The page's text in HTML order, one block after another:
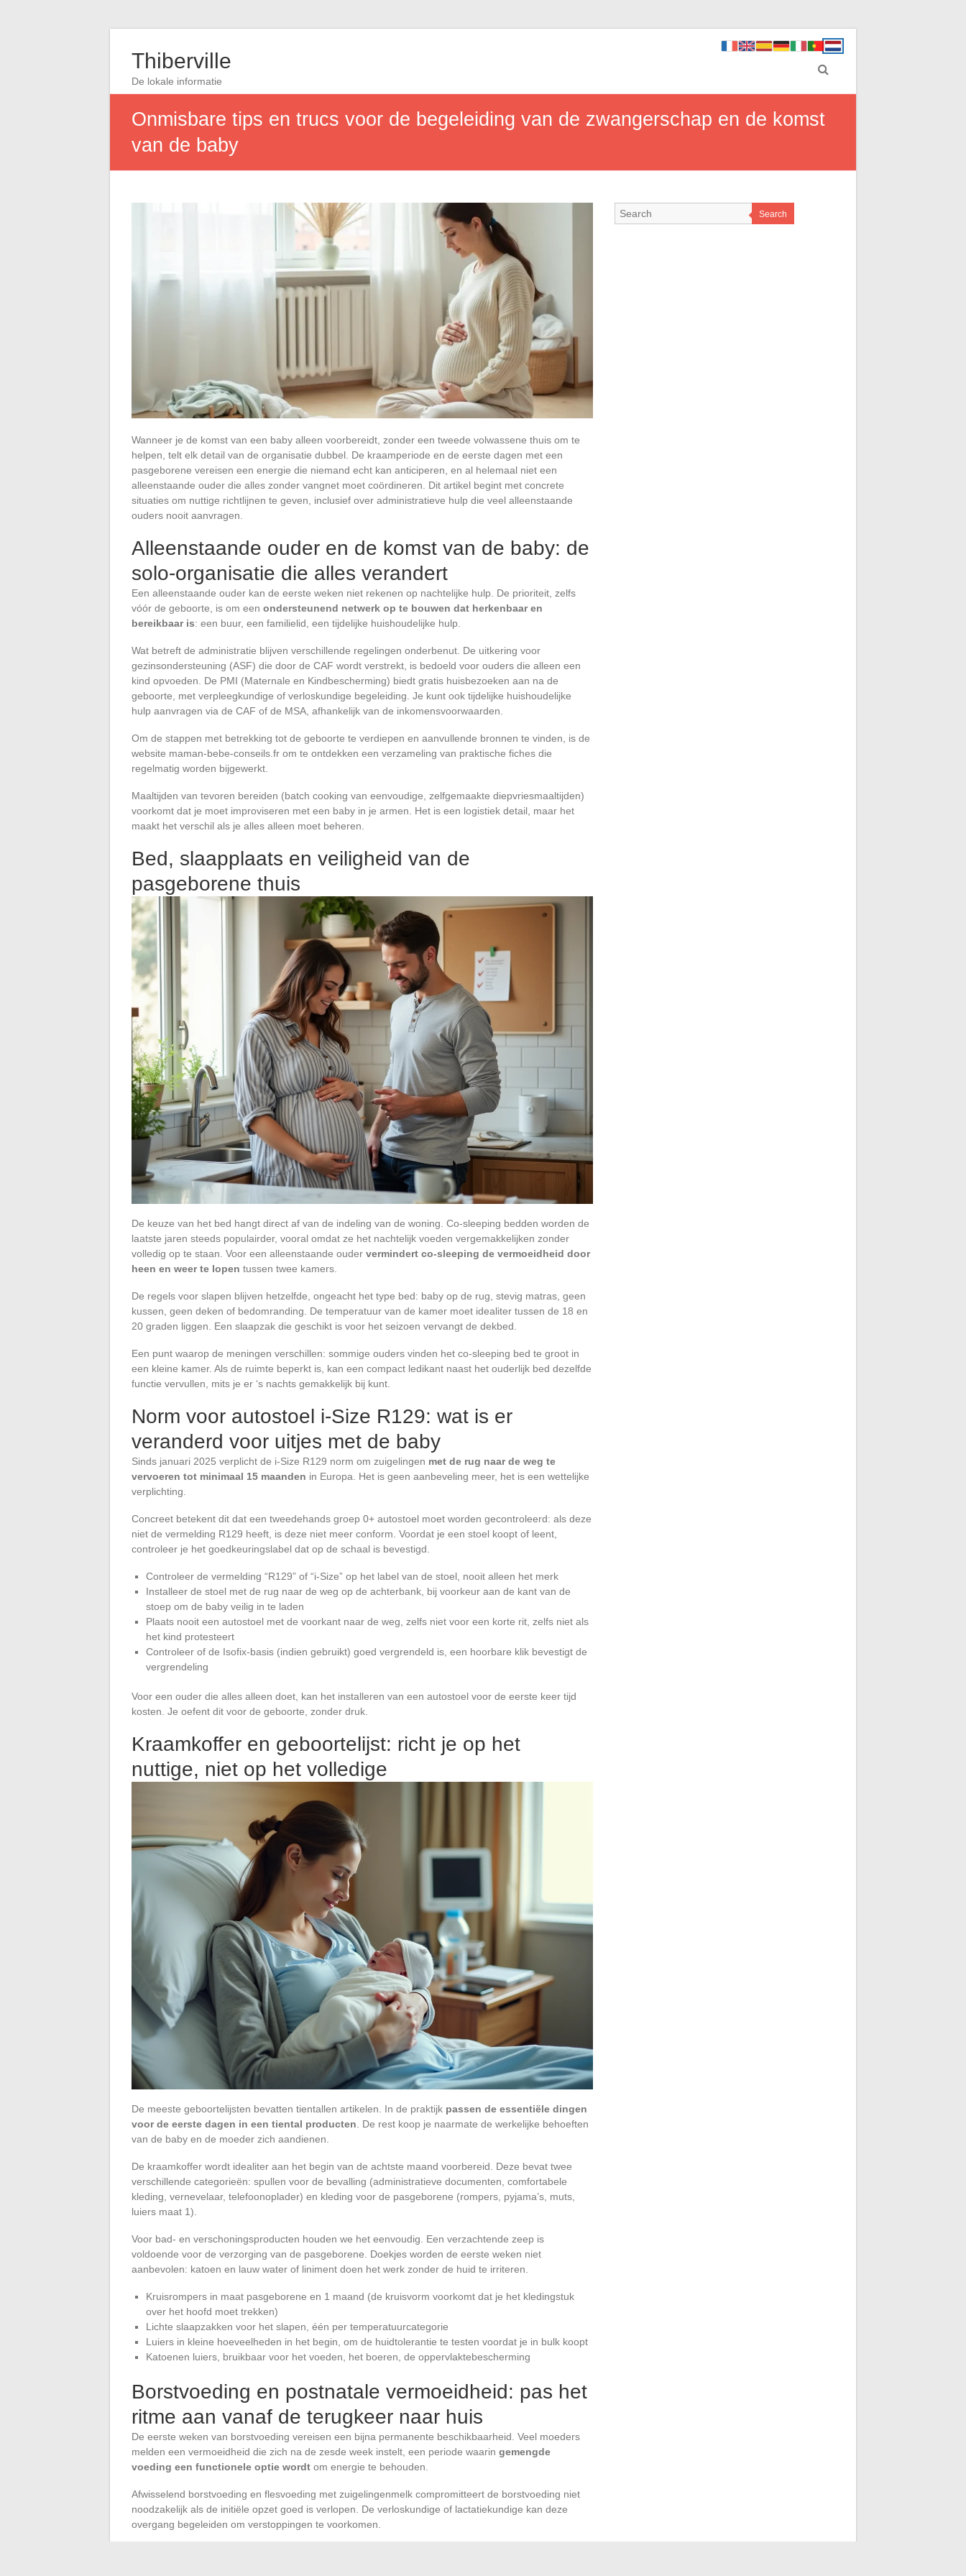
Thiberville
De lokale informatie
Onmisbare tips en trucs voor de begeleiding van de zwangerschap en de komst
van de baby
Wanneer je de komst van een baby alleen voorbereidt, zonder een tweede volwassene thuis om te
helpen, telt elk detail van de organisatie dubbel. De kraamperiode en de eerste dagen met een
pasgeborene vereisen een energie die niemand echt kan anticiperen, en al helemaal niet een
alleenstaande ouder die alles zonder vangnet moet coördineren. Dit artikel begint met concrete
situaties om nuttige richtlijnen te geven, inclusief over administratieve hulp die veel alleenstaande
ouders nooit aanvragen.
Alleenstaande ouder en de komst van de baby: de
solo-organisatie die alles verandert
Een alleenstaande ouder kan de eerste weken niet rekenen op nachtelijke hulp. De prioriteit, zelfs
vóór de geboorte, is om een ondersteunend netwerk op te bouwen dat herkenbaar en
bereikbaar is: een buur, een familielid, een tijdelijke huishoudelijke hulp.
Wat betreft de administratie blijven verschillende regelingen onderbenut. De uitkering voor
gezinsondersteuning (ASF) die door de CAF wordt verstrekt, is bedoeld voor ouders die alleen een
kind opvoeden. De PMI (Maternale en Kindbescherming) biedt gratis huisbezoeken aan na de
geboorte, met verpleegkundige of verloskundige begeleiding. Je kunt ook tijdelijke huishoudelijke
hulp aanvragen via de CAF of de MSA, afhankelijk van de inkomensvoorwaarden.
Om de stappen met betrekking tot de geboorte te verdiepen en aanvullende bronnen te vinden, is de
website maman-bebe-conseils.fr om te ontdekken een verzameling van praktische fiches die
regelmatig worden bijgewerkt.
Maaltijden van tevoren bereiden (batch cooking van eenvoudige, zelfgemaakte diepvriesmaaltijden)
voorkomt dat je moet improviseren met een baby in je armen. Het is een logistiek detail, maar het
maakt het verschil als je alles alleen moet beheren.
Bed, slaapplaats en veiligheid van de
pasgeborene thuis
De keuze van het bed hangt direct af van de indeling van de woning. Co-sleeping bedden worden de
laatste jaren steeds populairder, vooral omdat ze het nachtelijk voeden vergemakkelijken zonder
volledig op te staan. Voor een alleenstaande ouder vermindert co-sleeping de vermoeidheid door
heen en weer te lopen tussen twee kamers.
De regels voor slapen blijven hetzelfde, ongeacht het type bed: baby op de rug, stevig matras, geen
kussen, geen deken of bedomranding. De temperatuur van de kamer moet idealiter tussen de 18 en
20 graden liggen. Een slaapzak die geschikt is voor het seizoen vervangt de dekbed.
Een punt waarop de meningen verschillen: sommige ouders vinden het co-sleeping bed te groot in
een kleine kamer. Als de ruimte beperkt is, kan een compact ledikant naast het ouderlijk bed dezelfde
functie vervullen, mits je er ‘s nachts gemakkelijk bij kunt.
Norm voor autostoel i-Size R129: wat is er
veranderd voor uitjes met de baby
Sinds januari 2025 verplicht de i-Size R129 norm om zuigelingen met de rug naar de weg te
vervoeren tot minimaal 15 maanden in Europa. Het is geen aanbeveling meer, het is een wettelijke
verplichting.
Concreet betekent dit dat een tweedehands groep 0+ autostoel moet worden gecontroleerd: als deze
niet de vermelding R129 heeft, is deze niet meer conform. Voordat je een stoel koopt of leent,
controleer je het goedkeuringslabel dat op de schaal is bevestigd.
Controleer de vermelding “R129” of “i-Size” op het label van de stoel, nooit alleen het merk
Installeer de stoel met de rug naar de weg op de achterbank, bij voorkeur aan de kant van de
stoep om de baby veilig in te laden
Plaats nooit een autostoel met de voorkant naar de weg, zelfs niet voor een korte rit, zelfs niet als
het kind protesteert
Controleer of de Isofix-basis (indien gebruikt) goed vergrendeld is, een hoorbare klik bevestigt de
vergrendeling
Voor een ouder die alles alleen doet, kan het installeren van een autostoel voor de eerste keer tijd
kosten. Je oefent dit voor de geboorte, zonder druk.
Kraamkoffer en geboortelijst: richt je op het
nuttige, niet op het volledige
De meeste geboortelijsten bevatten tientallen artikelen. In de praktijk passen de essentiële dingen
voor de eerste dagen in een tiental producten . De rest koop je naarmate de werkelijke behoeften
van de baby en de moeder zich aandienen.
De kraamkoffer wordt idealiter aan het begin van de achtste maand voorbereid. Deze bevat twee
verschillende categorieën: spullen voor de bevalling (administratieve documenten, comfortabele
kleding, vernevelaar, telefoonoplader) en kleding voor de pasgeborene (rompers, pyjama’s, muts,
luiers maat 1).
Voor bad- en verschoningsproducten houden we het eenvoudig. Een verzachtende zeep is
voldoende voor de verzorging van de pasgeborene. Doekjes worden de eerste weken niet
aanbevolen: katoen en lauw water of liniment doen het werk zonder de huid te irriteren.
Kruisrompers in maat pasgeborene en 1 maand (de kruisvorm voorkomt dat je het kledingstuk
over het hoofd moet trekken)
Lichte slaapzakken voor het slapen, één per temperatuurcategorie
Luiers in kleine hoeveelheden in het begin, om de huidtolerantie te testen voordat je in bulk koopt
Katoenen luiers, bruikbaar voor het voeden, het boeren, de oppervlaktebescherming
Borstvoeding en postnatale vermoeidheid: pas het
ritme aan vanaf de terugkeer naar huis
De eerste weken van borstvoeding vereisen een bijna permanente beschikbaarheid. Veel moeders
melden een vermoeidheid die zich na de zesde week instelt, een periode waarin gemengde
voeding een functionele optie wordt om energie te behouden.
Afwisselend borstvoeding en flesvoeding met zuigelingenmelk compromitteert de borstvoeding niet
noodzakelijk als de initiële opzet goed is verlopen. De verloskundige of lactatiekundige kan deze
overgang begeleiden om verstoppingen te voorkomen.
Search